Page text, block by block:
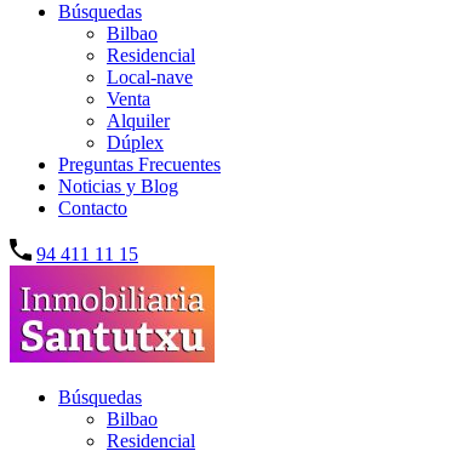
Búsquedas
Bilbao
Residencial
Local-nave
Venta
Alquiler
Dúplex
Preguntas Frecuentes
Noticias y Blog
Contacto
94 411 11 15
Búsquedas
Bilbao
Residencial